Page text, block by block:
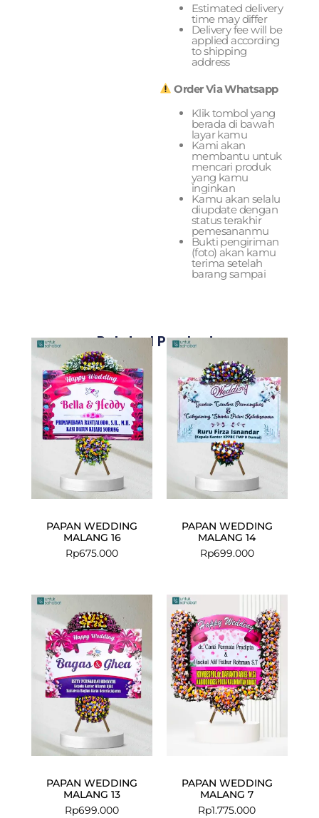
Estimated delivery
time may differ
Delivery fee will be
applied according
to shipping
address
Order Via Whatsapp
Klik tombol yang
berada di bawah
layar kamu
Kami akan
membantu untuk
mencari produk
yang kamu
inginkan
Kamu akan selalu
diupdate dengan
status terakhir
pemesananmu
Bukti pengiriman
(foto) akan kamu
terima setelah
barang sampai
Related Products
PAPAN WEDDING
MALANG 16
Rp675.000
PAPAN WEDDING
MALANG 14
Rp699.000
PAPAN WEDDING
MALANG 13
Rp699.000
PAPAN WEDDING
MALANG 7
Rp1.775.000